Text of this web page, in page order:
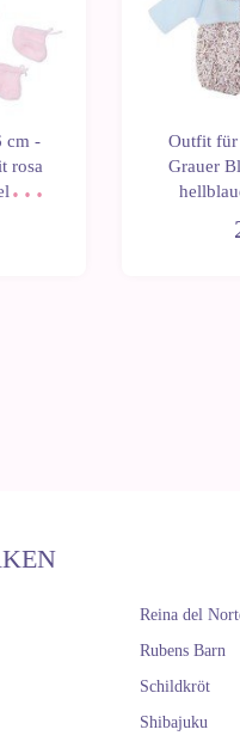
cm -
rosa
Outfit für
Grauer
Reina del
Rubens Barn
Schildkröt
Shibajuku